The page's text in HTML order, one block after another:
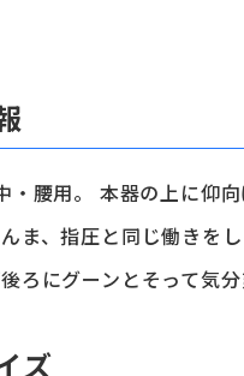
・腰用。 本器の上に仰
ま、指圧と同じ働きを
ろにグーンとそって気分
ズ